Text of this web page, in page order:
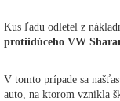
Kus ľadu odletel z
protiidúceho VW
V tomto prípade sa
auto, na ktorom vznikla